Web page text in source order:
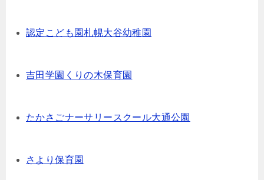
認定こども園札幌大谷幼稚園
吉田学園くりの木保育園
たかさごナーサリースクール大通公園
さより保育園